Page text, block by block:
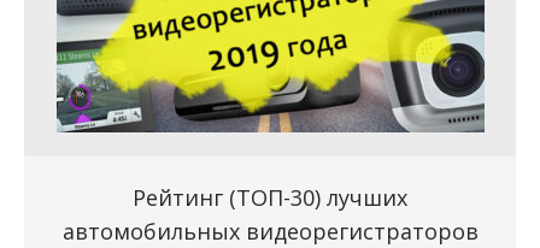
Рейтинг (ТОП-30) лучших
автомобильных видеорегистраторов